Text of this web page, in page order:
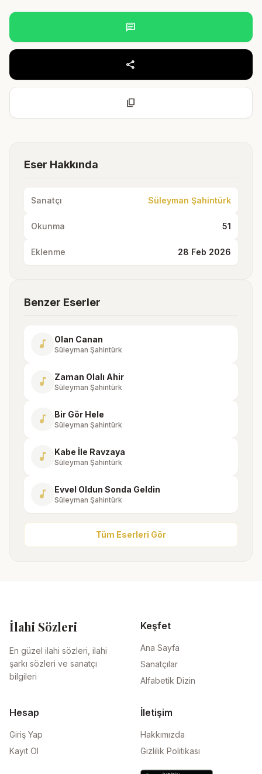
chat
share
content_copy
Eser Hakkında
Sanatçı Süleyman Şahintürk
Okunma 51
Eklenme 28 Feb 2026
Benzer Eserler
music_note Olan Canan
Süleyman Şahintürk
music_note Zaman Olalı Ahir
Süleyman Şahintürk
music_note Bir Gör Hele
Süleyman Şahintürk
music_note Kabe İle Ravzaya
Süleyman Şahintürk
music_note Evvel Oldun Sonda Geldin
Süleyman Şahintürk
Tüm Eserleri Gör
İlahi Sözleri
En güzel ilahi sözleri, ilahi
şarkı sözleri ve sanatçı
bilgileri
Keşfet
Ana Sayfa
Sanatçılar
Alfabetik Dizin
Hesap
Giriş Yap
Kayıt Ol
İletişim
Hakkımızda
Gizlilik Politikası